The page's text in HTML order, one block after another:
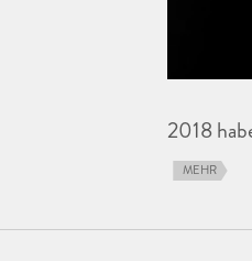
2018
MEHR